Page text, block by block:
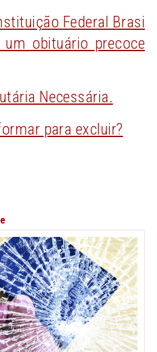
Federal Brasi
obituário precoce
Necessária.
para excluir?